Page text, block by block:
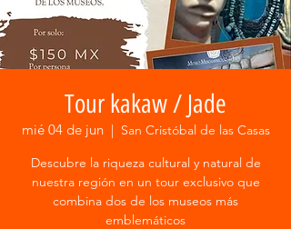
Tour kakaw / Jade
mié 04 de jun
  |
San Cristóbal de las Casas
Descubre la riqueza cultural y natural de
nuestra región en un tour exclusivo que
combina dos de los museos más
emblemáticos